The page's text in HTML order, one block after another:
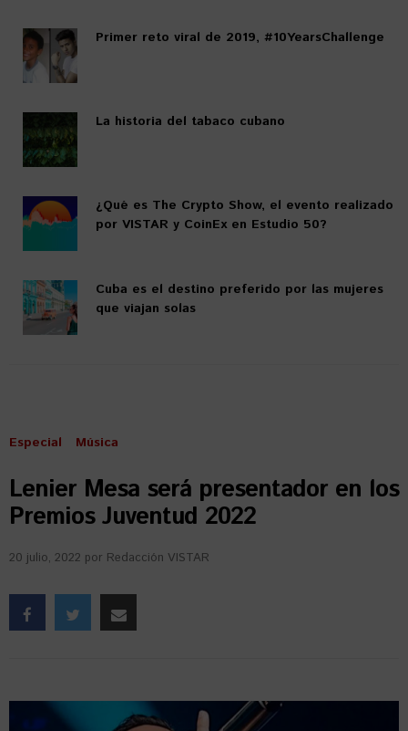
Primer reto viral de 2019, #10YearsChallenge
La historia del tabaco cubano
¿Qué es The Crypto Show, el evento realizado
por VISTAR y CoinEx en Estudio 50?
Cuba es el destino preferido por las mujeres
que viajan solas
Especial Música
Lenier Mesa será presentador en los
Premios Juventud 2022
20 julio, 2022 por Redacción VISTAR